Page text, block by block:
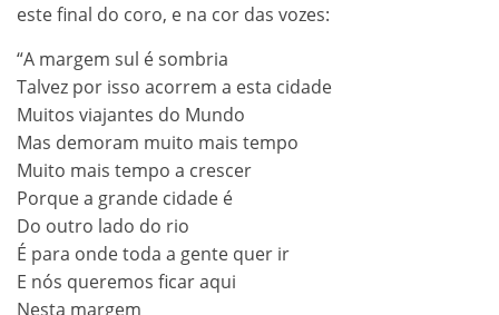
este final do coro, e na cor das vozes:
“A margem sul é sombria
Talvez por isso acorrem a esta cidade
Muitos viajantes do Mundo
Mas demoram muito mais tempo
Muito mais tempo a crescer
Porque a grande cidade é
Do outro lado do rio
É para onde toda a gente quer ir
E nós queremos ficar aqui
Nesta margem